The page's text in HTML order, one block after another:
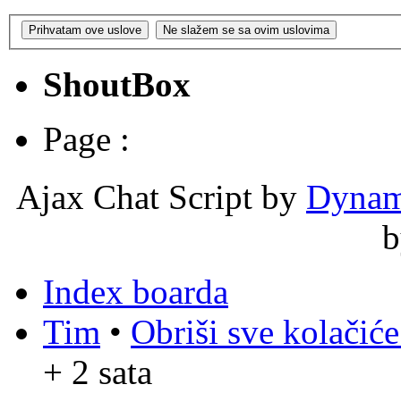
ShoutBox
Page :
Ajax Chat Script by
Index boarda
Tim • Obriši sve
+ 2 sata